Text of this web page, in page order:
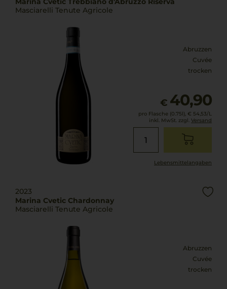
Masciarelli Tenute Agricole
Abruzzen
Cuvée
trocken
€ 40,90
pro Flasche (0.75l), € 54,53/L
inkl. MwSt. zzgl. Versand
Lebensmittel­angaben
2023
Marina Cvetic Chardonnay
Masciarelli Tenute Agricole
Abruzzen
Cuvée
trocken